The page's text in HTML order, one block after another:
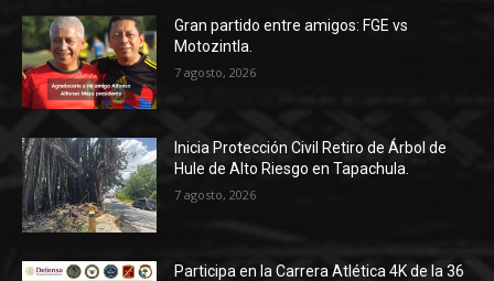
Gran partido entre amigos: FGE vs
Motozintla.
7 agosto, 2026
Inicia Protección Civil Retiro de Árbol de
Hule de Alto Riesgo en Tapachula.
7 agosto, 2026
Participa en la Carrera Atlética 4K de la 36